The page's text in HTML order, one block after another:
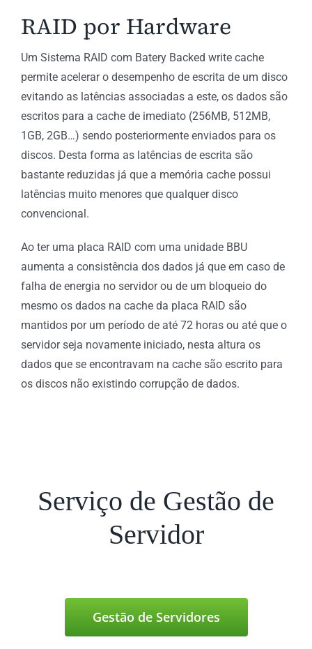
RAID por Hardware
Um Sistema RAID com Batery Backed write cache
permite acelerar o desempenho de escrita de um disco
evitando as latências associadas a este, os dados são
escritos para a cache de imediato (256MB, 512MB,
1GB, 2GB…) sendo posteriormente enviados para os
discos. Desta forma as latências de escrita são
bastante reduzidas já que a memória cache possui
latências muito menores que qualquer disco
convencional.
Ao ter uma placa RAID com uma unidade BBU
aumenta a consistência dos dados já que em caso de
falha de energia no servidor ou de um bloqueio do
mesmo os dados na cache da placa RAID são
mantidos por um período de até 72 horas ou até que o
servidor seja novamente iniciado, nesta altura os
dados que se encontravam na cache são escrito para
os discos não existindo corrupção de dados.
Serviço de Gestão de
Servidor
Gestão de Servidores